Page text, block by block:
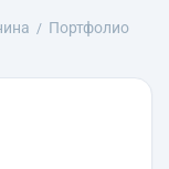
Портфолио